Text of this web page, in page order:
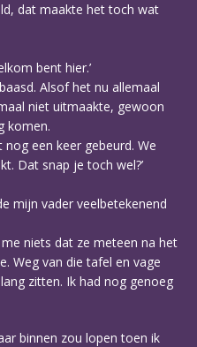
dat maakte het toch wat
bent hier.’
Alsof het nu allemaal
niet uitmaakte, gewoon
komen.
een keer gebeurd. We
Dat snap je toch wel?’
mijn vader veelbetekenend
niets dat ze meteen na het
Weg van die tafel en vage
zitten. Ik had nog genoeg
binnen zou lopen toen ik